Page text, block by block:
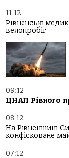
11:12
Рівненські
велопробіг
09:12
ЦНАП Рівного
08:12
На Рівненщині
конфісковане
07:12